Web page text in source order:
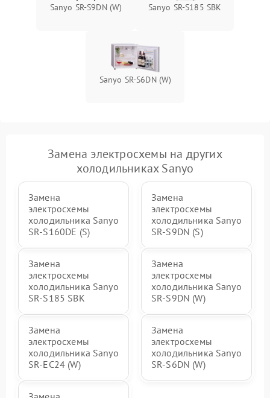
Sanyo SR-S9DN (W) Sanyo SR-S185 SBK
Sanyo SR-S6DN (W)
Замена электросхемы на других
холодильниках Sanyo
Замена
электросхемы
холодильника Sanyo
SR-S160DE (S)
Замена
электросхемы
холодильника Sanyo
SR-S9DN (S)
Замена
электросхемы
холодильника Sanyo
SR-S185 SBK
Замена
электросхемы
холодильника Sanyo
SR-S9DN (W)
Замена
электросхемы
холодильника Sanyo
SR-EC24 (W)
Замена
электросхемы
холодильника Sanyo
SR-S6DN (W)